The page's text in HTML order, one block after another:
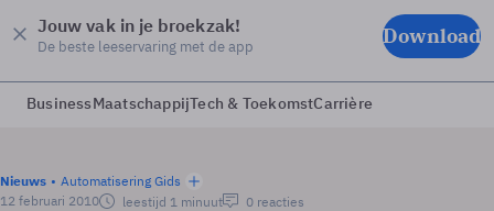
Jouw vak in je broekzak!
De beste leeservaring met de app Download
BusinessMaatschappijTech & ToekomstCarrière
Nieuws
Automatisering Gids
12 februari 2010
leestijd 1 minuut 0 reacties